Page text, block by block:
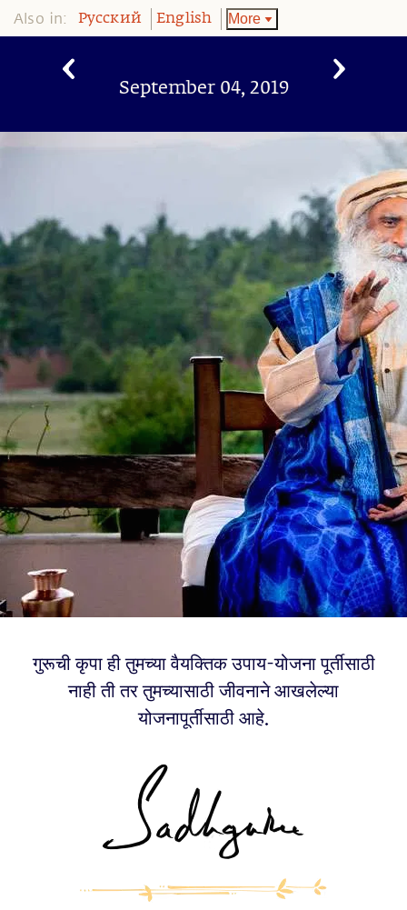
Also in: Pусский English More
September 04, 2019
गुरूची कृपा ही तुमच्या वैयक्तिक उपाय-योजना पूर्तीसाठी
नाही ती तर तुमच्यासाठी जीवनाने आखलेल्या
योजनापूर्तीसाठी आहे.